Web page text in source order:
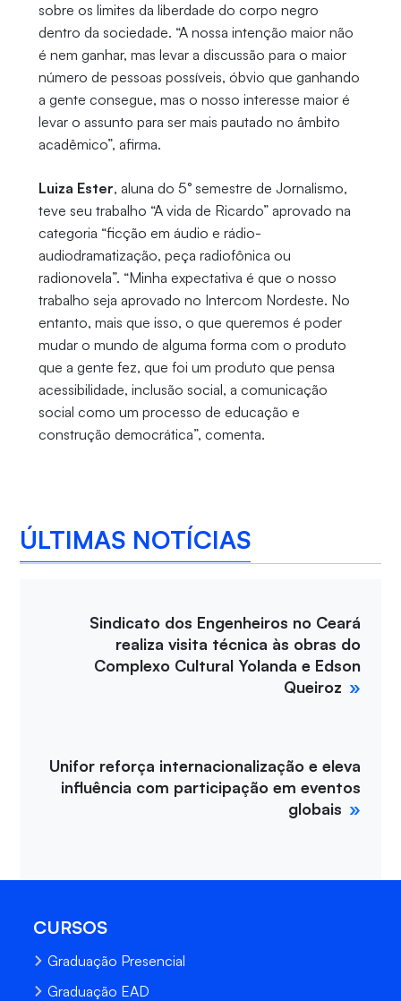
sobre os limites da liberdade do corpo negro
dentro da sociedade. “A nossa intenção maior não
é nem ganhar, mas levar a discussão para o maior
número de pessoas possíveis, óbvio que ganhando
a gente consegue, mas o nosso interesse maior é
levar o assunto para ser mais pautado no âmbito
acadêmico”, afirma.
Luiza Ester, aluna do 5° semestre de Jornalismo,
teve seu trabalho “A vida de Ricardo” aprovado na
categoria “ficção em áudio e rádio-
audiodramatização, peça radiofônica ou
radionovela”. “Minha expectativa é que o nosso
trabalho seja aprovado no Intercom Nordeste. No
entanto, mais que isso, o que queremos é poder
mudar o mundo de alguma forma com o produto
que a gente fez, que foi um produto que pensa
acessibilidade, inclusão social, a comunicação
social como um processo de educação e
construção democrática”, comenta.
ÚLTIMAS NOTÍCIAS
Sindicato dos Engenheiros no Ceará
realiza visita técnica às obras do
Complexo Cultural Yolanda e Edson
Queiroz
Unifor reforça internacionalização e eleva
influência com participação em eventos
globais
CURSOS
Graduação Presencial
Graduação EAD